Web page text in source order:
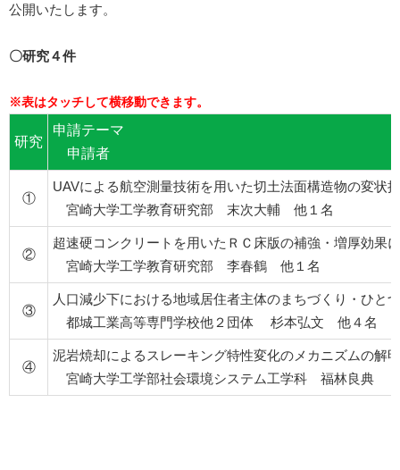
公開いたします。
〇研究４件
研究
申請テーマ
申請者
①
UAVによる航空測量技術を用いた切土法面構造物の変状
宮崎大学工学教育研究部 末次大輔 他１名
②
超速硬コンクリートを用いたＲＣ床版の補強・増厚効果
宮崎大学工学教育研究部 李春鶴 他１名
③
人口減少下における地域居住者主体のまちづくり・ひと
都城工業高等専門学校他２団体 杉本弘文 他４名
④
泥岩焼却によるスレーキング特性変化のメカニズムの解明
宮崎大学工学部社会環境システム工学科 福林良典